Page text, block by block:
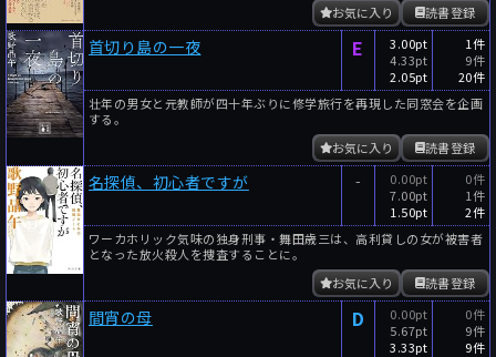
読書登録
お気に入り
首切り島の一夜 E
3.00pt
4.33pt
2.05pt
1件
9件
20件
壮年の男女と元教師が四十年ぶりに修学旅行を再現した同窓会を企画
する。
読書登録
お気に入り
名探偵、初心者ですが -
0.00pt
7.00pt
1.50pt
0件
1件
2件
ワーカホリック気味の独身刑事・舞田歳三は、高利貸しの女が被害者
となった放火殺人を捜査することに。
読書登録
お気に入り
間宵の母 D
0.00pt
5.67pt
3.33pt
0件
9件
9件